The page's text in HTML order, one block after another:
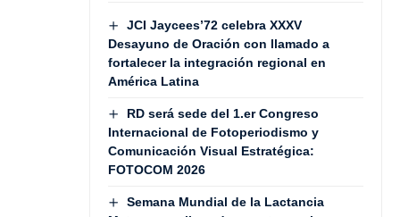
JCI Jaycees’72 celebra XXXV
Desayuno de Oración con llamado a
fortalecer la integración regional en
América Latina
RD será sede del 1.er Congreso
Internacional de Fotoperiodismo y
Comunicación Visual Estratégica:
FOTOCOM 2026
Semana Mundial de la Lactancia